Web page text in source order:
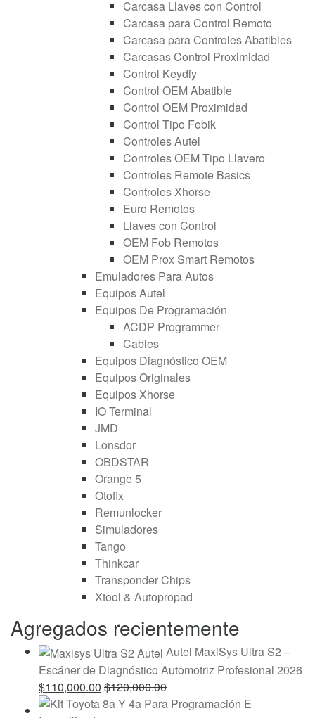
Carcasa Llaves con Control
Carcasa para Control Remoto
Carcasa para Controles Abatibles
Carcasas Control Proximidad
Control Keydiy
Control OEM Abatible
Control OEM Proximidad
Control Tipo Fobik
Controles Autel
Controles OEM Tipo Llavero
Controles Remote Basics
Controles Xhorse
Euro Remotos
Llaves con Control
OEM Fob Remotos
OEM Prox Smart Remotos
Emuladores Para Autos
Equipos Autel
Equipos De Programación
ACDP Programmer
Cables
Equipos Diagnóstico OEM
Equipos Originales
Equipos Xhorse
IO Terminal
JMD
Lonsdor
OBDSTAR
Orange 5
Otofix
Remunlocker
Simuladores
Tango
Thinkcar
Transponder Chips
Xtool & Autopropad
Agregados recientemente
Autel MaxiSys Ultra S2 –
Escáner de Diagnóstico Automotriz Profesional 2026
$110,000.00 $120,000.00